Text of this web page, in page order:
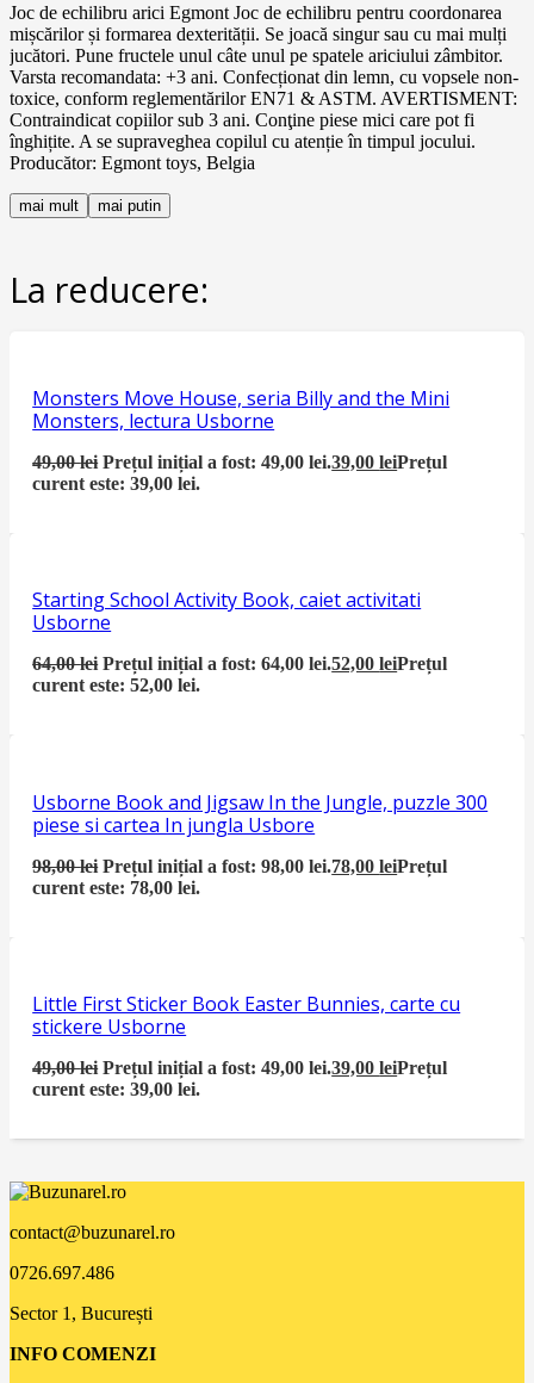
Joc de echilibru arici Egmont Joc de echilibru pentru coordonarea
mișcărilor și formarea dexterității. Se joacă singur sau cu mai mulți
jucători. Pune fructele unul câte unul pe spatele ariciului zâmbitor.
Varsta recomandata: +3 ani. Confecționat din lemn, cu vopsele non-
toxice, conform reglementărilor EN71 & ASTM. AVERTISMENT:
Contraindicat copiilor sub 3 ani. Conţine piese mici care pot fi
înghițite. A se supraveghea copilul cu atenție în timpul jocului.
Producător: Egmont toys, Belgia
mai mult mai putin
La reducere:
Monsters Move House, seria Billy and the Mini
Monsters, lectura Usborne
49,00lei Prețul inițial a fost: 49,00 lei.39,00leiPrețul
curent este: 39,00 lei.
Starting School Activity Book, caiet activitati
Usborne
64,00lei Prețul inițial a fost: 64,00 lei.52,00leiPrețul
curent este: 52,00 lei.
Usborne Book and Jigsaw In the Jungle, puzzle 300
piese si cartea In jungla Usbore
98,00lei Prețul inițial a fost: 98,00 lei.78,00leiPrețul
curent este: 78,00 lei.
Little First Sticker Book Easter Bunnies, carte cu
stickere Usborne
49,00lei Prețul inițial a fost: 49,00 lei.39,00leiPrețul
curent este: 39,00 lei.
contact@buzunarel.ro
0726.697.486
Sector 1, București
INFO COMENZI